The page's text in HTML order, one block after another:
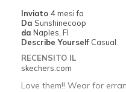
View On Shoes
Inviato 4 mesi fa
Da Sunshinecoop
da Naples, Fl
Describe Yourself Casual
RECENSITO IL
skechers.com
Love them!! Wear for